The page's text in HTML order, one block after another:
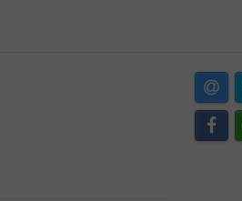
Cine-Teatro de Estarreja
Casa-Museu Solheiro Madureira